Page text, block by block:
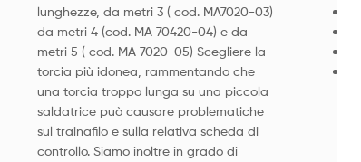
lunghezze, da metri 3 ( cod. MA7020-03)
da metri 4 (cod. MA 70420-04) e da
metri 5 ( cod. MA 7020-05) Scegliere la
torcia più idonea, rammentando che
una torcia troppo lunga su una piccola
saldatrice può causare problematiche
sul trainafilo e sulla relativa scheda di
controllo. Siamo inoltre in grado di